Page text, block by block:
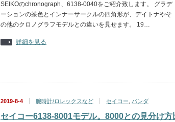
SEIKOのchronograph、6138-0040をご紹介致します。 グラデ
ーションの茶色とインナーサークルの四角形が、デイトナやそ
の他のクロノグラフモデルとの違いを見せます。 19…
詳細を見る
2019-8-4 腕時計/ロレックスなど セイコー パンダ
セイコー6138-8001モデル。8000との見分け方